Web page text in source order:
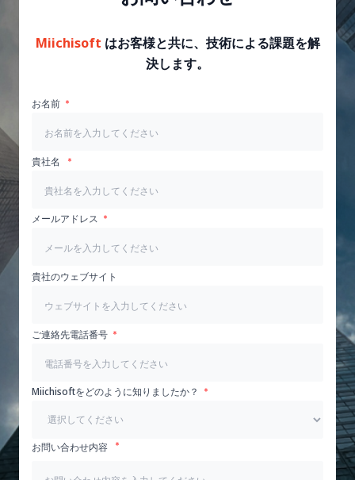
Miichisoft はお客様と共に、技術による課題を解
決します。
お名前
貴社名
メールアドレス
貴社のウェブサイト
ご連絡先電話番号
Miichisoftをどのように知りましたか？
お問い合わせ内容